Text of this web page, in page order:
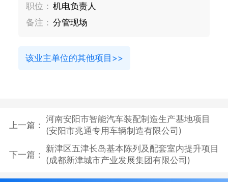
职位： 机电负责人
备注： 分管现场
该业主单位的其他项目>>
上一篇：
河南安阳市智能汽车装配制造生产基地项目
(安阳市兆通专用车辆制造有限公司)
下一篇：
新津区五津长岛基本陈列及配套室内提升项目
(成都新津城市产业发展集团有限公司)